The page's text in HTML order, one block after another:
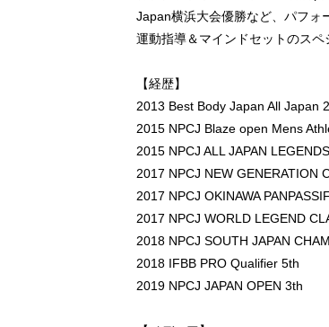
Japan横浜大会優勝など、パフォ
運動指導＆マインドセットのスペ
【経歴】
2013 Best Body Japan All Japan
2015 NPCJ Blaze open Mens
2015 NPCJ ALL JAPAN
2017 NPCJ NEW GENERATION
2017 NPCJ OKINAWA
2017 NPCJ WORLD LEGEND
2018 NPCJ SOUTH JAPAN
2018 IFBB PRO Qualifier 5th
2019 NPCJ JAPAN OPEN 3th